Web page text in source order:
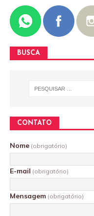
BUSCA
CONTATO
Nome (obrigatório)
E-mail (obrigatório)
Mensagem (obrigatório)